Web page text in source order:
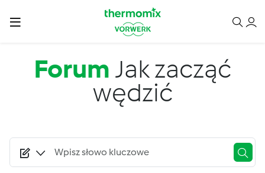
Forum Jak zacząć
wędzić